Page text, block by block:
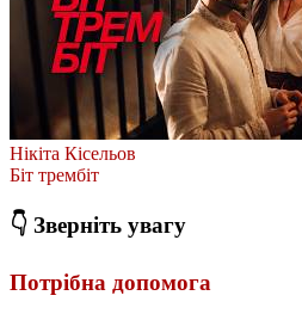
Нікіта Кісельов
Біт трембіт
👇 Зверніть увагу
Потрібна допомога